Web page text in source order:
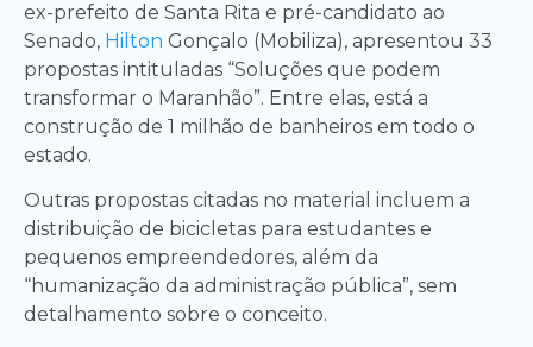
ex-prefeito de Santa Rita e pré-candidato ao
Senado, Hilton Gonçalo (Mobiliza), apresentou 33
propostas intituladas “Soluções que podem
transformar o Maranhão”. Entre elas, está a
construção de 1 milhão de banheiros em todo o
estado.
Outras propostas citadas no material incluem a
distribuição de bicicletas para estudantes e
pequenos empreendedores, além da
“humanização da administração pública”, sem
detalhamento sobre o conceito.